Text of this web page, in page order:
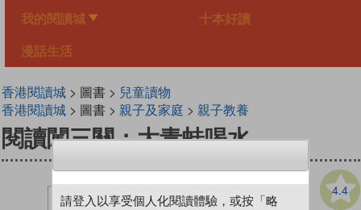
我的閱讀城 十本好讀
漫話生活
香港閱讀城> 圖書 > 兒童讀物
香港閱讀城> 圖書 > 親子及家庭 > 親子教養
閱讀闖三關：大青蛙喝水
4.4
請登入以享受個人化閱讀體驗，或按「略